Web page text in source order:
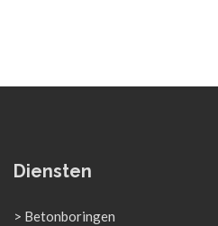
Diensten
> Betonboringen